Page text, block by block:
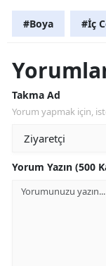
#Boya #İç
Takma Ad
Yorum yapmak için,
Yorum Yazın (500